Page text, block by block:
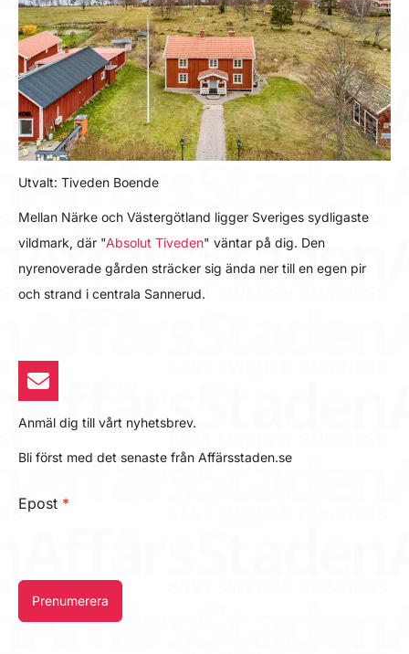
Utvalt: Tiveden Boende
Mellan Närke och Västergötland ligger Sveriges sydligaste
vildmark, där "Absolut Tiveden" väntar på dig. Den
nyrenoverade gården sträcker sig ända ner till en egen pir
och strand i centrala Sannerud.
Anmäl dig till vårt nyhetsbrev.
Bli först med det senaste från Affärsstaden.se
Epost *
Prenumerera